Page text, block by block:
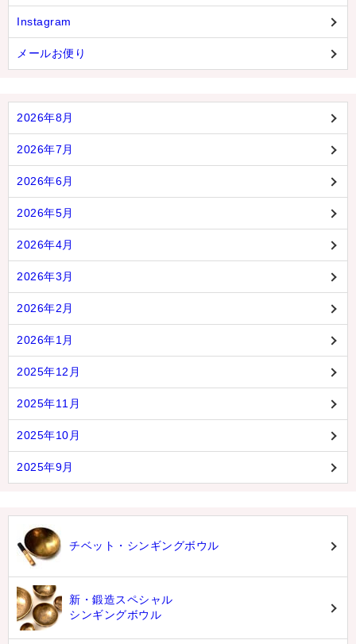
Instagram
メールお便り
2026年8月
2026年7月
2026年6月
2026年5月
2026年4月
2026年3月
2026年2月
2026年1月
2025年12月
2025年11月
2025年10月
2025年9月
チベット・シンギングボウル
新・鍛造スペシャル
シンギングボウル